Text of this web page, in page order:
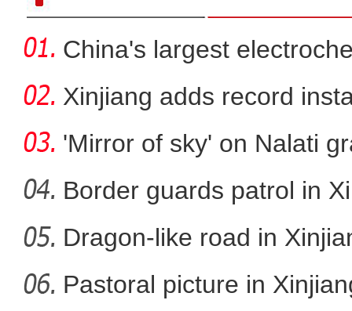
叶尔肯和他的
China's largest
storag
Xinjiang adds record
cap
'Mirror of sky' on Nalati
Border guards patrol in
Dragon-like road in
Pastoral picture in